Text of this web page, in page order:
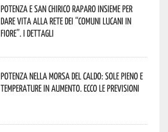
Potenza e San Chirico Raparo insieme per
dare vita alla rete dei “Comuni Lucani in
Fiore”. I dettagli
Potenza nella morsa del caldo: sole pieno e
temperature in aumento. Ecco le previsioni